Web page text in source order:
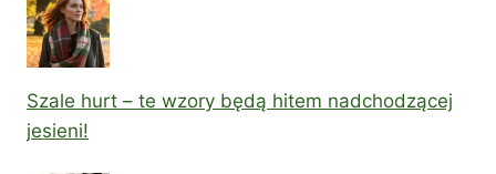
Szale hurt – te wzory będą hitem nadchodzącej
jesieni!